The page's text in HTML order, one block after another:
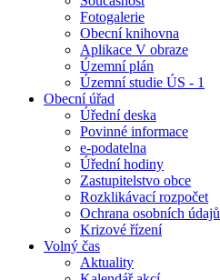
Fotogalerie
Obecní knihovna
Aplikace V obraze
Územní plán
Územní studie ÚS - 1
Obecní úřad
Úřední deska
Povinné informace
e-podatelna
Úřední hodiny
Zastupitelstvo obce
Rozklikávací rozpočet
Ochrana osobních údajů
Krizové řízení
Volný čas
Aktuality